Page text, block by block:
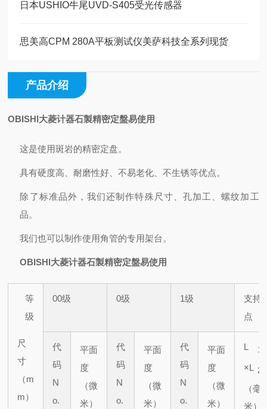
日本USHIO牛尾UVD-S405受光传感器
思美高CPM 280A平板测试仪美萨科技全系列现货
产品介绍
OBISHI大菱计器石製精密定盤易使用
这是使用斑岩的精密定盘。
具有硬度高、耐磨性好、不易老化、不生锈等优点。
除了标准品外，我们还制作特殊尺寸、孔加工、螺纹加工
品。
我们也可以制作使用角管的专用架台。
OBISHI大菱计器石製精密定盤易使用
等
级
尺
寸
（m
m）
00级 0级 1级
支持
点
代
码
N
o.
平面
度
（微
米）
代
码
N
o.
平面
度
（微
米）
代
码
N
o.
平面
度
（微
米）
L 1
×L 2
（毫
米）